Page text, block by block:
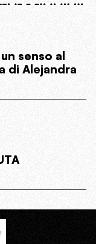
senso al
di Alejandra